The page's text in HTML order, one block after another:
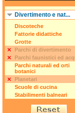
Divertimento e nat...
Discoteche
Fattorie didattiche
Grotte
Parchi di divertimento
Parchi faunistici ed
Parchi naturali ed orti
botanici
Planetari
Scuole di cucina
Stabilimenti balneari